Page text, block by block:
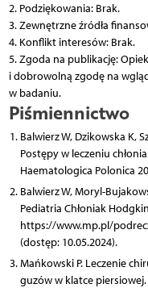
2. Podziękowania: Brak.
3. Zewnętrzne źródła
4. Konflikt interesów: Brak.
5. Zgoda na publikację:
i dobrowolną zgodę na
w badaniu.
Piśmiennictwo
Balwierz W, Dzikowska K,
Postępy w leczeniu
Haematologica Polonica
Balwierz W, Moryl-
Pediatria Chłoniak
https://www.mp.pl/
(dostęp: 10.05.2024).
Mańkowski P. Leczenie
guzów w klatce piersiowej.